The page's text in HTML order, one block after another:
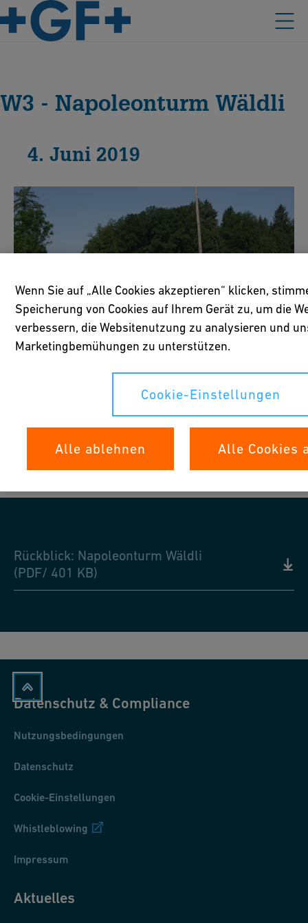
W3 - Napoleonturm Wäldli
4. Juni 2019
Rückblick: Napoleonturm Wäldli
(PDF/ 401 KB)
Datenschutz & Compliance
Nutzungsbedingungen
Datenschutz
Cookie-Einstellungen
Whistleblowing
Impressum
Aktuelles
Wenn Sie auf „Alle Cookies akzeptieren“ klicken,
Speicherung von Cookies auf Ihrem Gerät zu, um die
verbessern, die Websitenutzung zu analysieren und
Marketingbemühungen zu unterstützen.
Cookie-Einstellungen
Alle ablehnen Alle Cookies